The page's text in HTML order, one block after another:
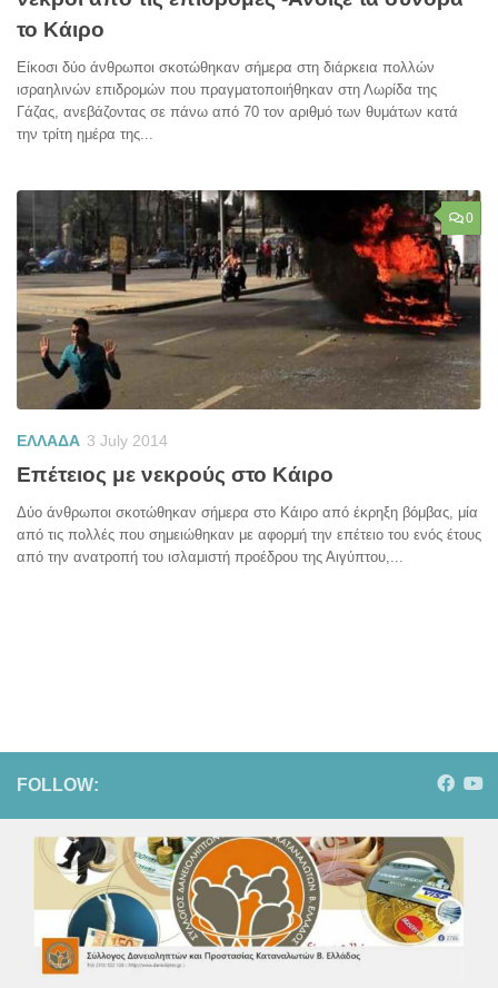
το Κάιρο
Είκοσι δύο άνθρωποι σκοτώθηκαν σήμερα στη διάρκεια πολλών
ισραηλινών επιδρομών που πραγματοποιήθηκαν στη Λωρίδα της
Γάζας, ανεβάζοντας σε πάνω από 70 τον αριθμό των θυμάτων κατά
την τρίτη ημέρα της...
0
ΕΛΛΑΔΑ 3 July 2014
Επέτειος με νεκρούς στο Κάιρο
Δύο άνθρωποι σκοτώθηκαν σήμερα στο Κάιρο από έκρηξη βόμβας, μία
από τις πολλές που σημειώθηκαν με αφορμή την επέτειο του ενός έτους
από την ανατροπή του ισλαμιστή προέδρου της Αιγύπτου,...
FOLLOW: